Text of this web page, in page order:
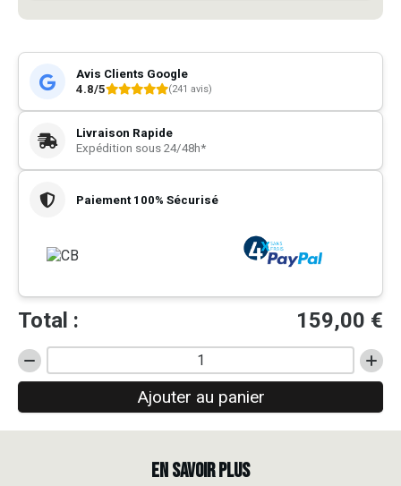
Avis Clients Google
4.8/5
(241 avis)
Livraison Rapide
Expédition sous 24/48h*
Paiement 100% Sécurisé
Total : 159,00 €
quantité
de
Motocross
Ajouter au panier
EN SAVOIR PLUS